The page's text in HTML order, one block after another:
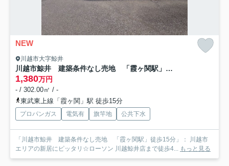
NEW
川越市大字鯨井
川越市鯨井 建築条件なし売地 「霞ヶ関駅」徒歩15分
1,380万円
- / 302.00㎡ / -
東武東上線「霞ヶ関」駅 徒歩15分
プロパンガス 電気有 旗竿地 公共下水
「川越市鯨井 建築条件なし売地 「霞ヶ関駅」徒歩15分」： 川越市
エリアの新居にピッタリ☆ローソン 川越鯨井店まで徒歩4... もっと見る